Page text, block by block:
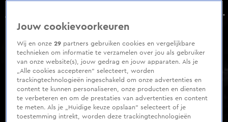
Eppo van Nispen tot Sevenaer complimenteus over Vandaag Inside: 'Dat is echt ongekend!'
Aflevering 78, Seizoen 9
of
seconds
Jouw cookievoorkeuren
Wij en onze29 partners gebruiken cookies en vergelijkbare
technieken om informatie te verzamelen over jou als gebruiker
van onze website(s), jouw gedrag en jouw apparaten. Als je
„Alle cookies accepteren” selecteert, worden
trackingtechnologieën ingeschakeld om onze advertenties en
content te kunnen personaliseren, onze producten en diensten
te verbeteren en om de prestaties van advertenties en content
te meten. Als je „Huidige keuze opslaan” selecteert of je
toestemming intrekt, worden deze trackingtechnologieën